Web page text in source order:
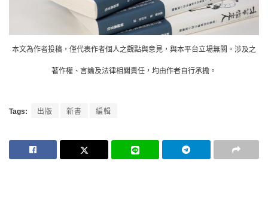
本文為作者投稿，僅代表作者個人之觀點與意見，與本平台立場無關。涉及之
著作權、言論及法律相關責任，均由作者自行承擔。
Tags: 出版 新書 編輯